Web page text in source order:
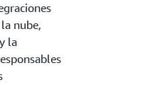
nube,
la